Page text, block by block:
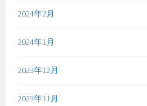
2024年2月
2024年1月
2023年12月
2023年11月